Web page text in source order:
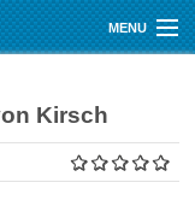
MENU
Kirsch